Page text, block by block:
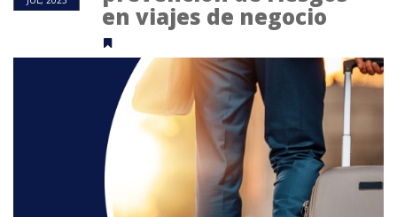
en viajes de negocio